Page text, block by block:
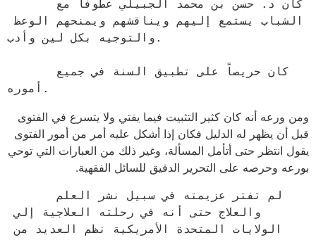
والتوجيه بكل لين وأدب.
أموره.
ومن ورعه أنه كان كثير التثبيت فيما يفتي ولا يتسرع في الفتوى
قبل أن يظهر له الدليل فكان إذا أشكل عليه أمر من أمور الفتوى
يقول انتظر حتى أتأمل المسألة، وغير ذلك من العبارات التي توحي
بورعه وحرصه على التحرير الدقيق للسائل الفقهية.
والعلاج حتى أنه في رحلته العلاجية إلي
الولايات المتحدة الأمريكية نظم العديد من